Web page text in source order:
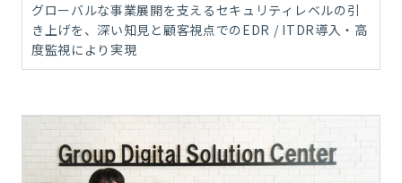
グローバルな事業展開を支えるセキュリティレベルの引
き上げを、深い知見と顧客視点でのEDR / ITDR導入・高
度監視により実現